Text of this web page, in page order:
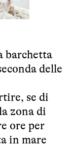
barchetta
delle
se di
zona di
ore per
in mare